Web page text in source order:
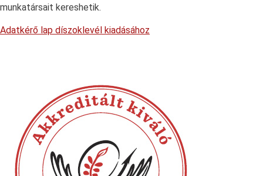
munkatársait kereshetik.
Adatkérő lap díszoklevél kiadásához